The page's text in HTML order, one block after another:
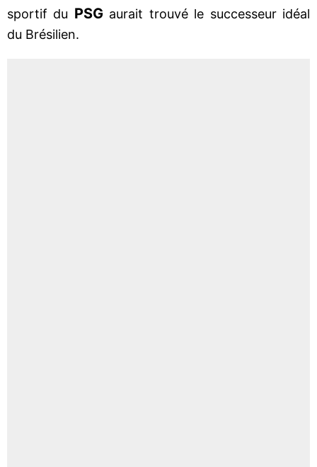
sportif du PSGaurait trouvé le successeur idéal
du Brésilien.